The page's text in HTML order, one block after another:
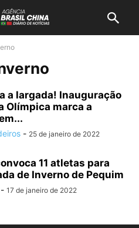
a largada! Inauguração
Olímpica marca a
- 25 de janeiro de 2022
11 atletas para
de Inverno de Pequim
- 17 de janeiro de 2022